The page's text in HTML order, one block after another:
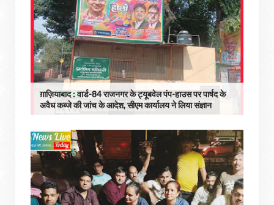
ग़ाज़ियाबाद : वार्ड-84 राजनगर के ट्यूबवेल पंप-हाउस पर पार्षद के
अवैध कब्जे की जांच के आदेश, सीएम कार्यालय ने लिया संज्ञान